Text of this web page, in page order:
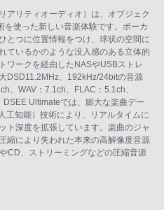
アリティオーディオ）は、オブジェク
を使った新しい音楽体験です。ボーカ
とつに位置情報をつけ、球状の空間に
ているかのような没入感のある立体的
ワークを経由したNASやUSBストレ
DSD11.2MHz、192kHz/24bitの音源
、WAV：7.1ch、FLAC：5.1ch、
Ultimateでは、膨大な楽曲デー
工知能）技術により、リアルタイムに
ト深度を拡張しています。楽曲のジャ
縮により失われた本来の高解像度音源
CD、ストリーミングなどの圧縮音源